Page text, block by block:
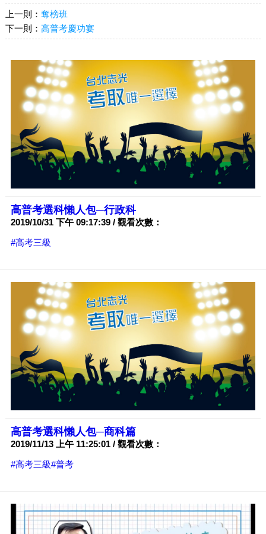
上一則： 奪榜班
下一則： 高普考慶功宴
高普考選科懶人包─行政科
2019/10/31 下午 09:17:39 / 觀看次數：
#高考三級
高普考選科懶人包─商科篇
2019/11/13 上午 11:25:01 / 觀看次數：
#高考三級#普考